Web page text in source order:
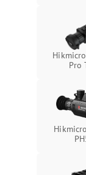
защиты от
Неисправность
защиты от
Поломка
от
Поломка
Pro